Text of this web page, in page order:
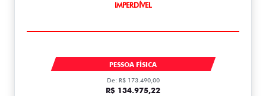
IMPERDÍVEL
FASTBACK
PESSOA FÍSICA
De: R$ 173.490,00
R$ 134.975,22